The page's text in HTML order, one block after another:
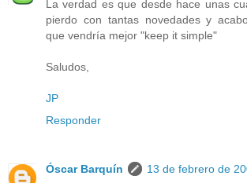
La verdad es que desde hace unas
pierdo con tantas novedades y
que vendría mejor "keep it simple"
Saludos,
JP
Responder
Óscar Barquín
13 de febrero de